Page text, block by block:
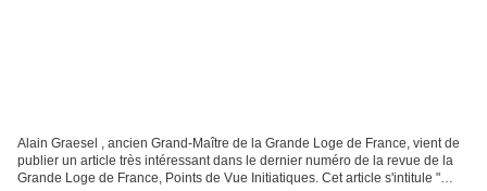
Alain Graesel , ancien Grand-Maître de la Grande Loge de France, vient de
publier un article très intéressant dans le dernier numéro de la revue de la
Grande Loge de France, Points de Vue Initiatiques. Cet article s'intitule "